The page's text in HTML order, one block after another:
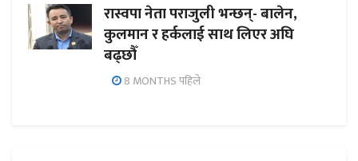
रास्वपा नेता पराजुली भन्छन्- बालेन,
कुलमान र हर्कलाई साथ लिएर अघि
बढ्छौँ
8 MONTHS पहिले